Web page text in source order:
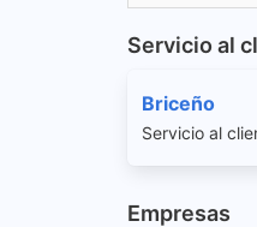
Servicio al
Briceño
Servicio al
Empresas